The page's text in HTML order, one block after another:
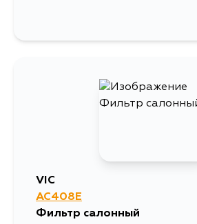
VIC
AC408E
Фильтр салонный